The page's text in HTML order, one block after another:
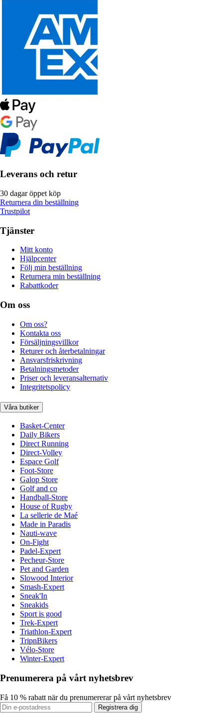
Leverans och retur
30 dagar öppet köp
Returnera din beställning
Trustpilot
Tjänster
Mitt konto
Hjälpcenter
Följ min beställning
Returnera min beställning
Rabattkoder
Om oss
Om oss?
Kontakta oss
Försäljningsvillkor
Returer och återbetalningar
Ansvarsfriskrivning
Betalningsmetoder
Priser och leveransalternativ
Integritetspolicy
Våra butiker
Basket-Center
Daily Bikers
Direct Running
Direct-Volley
Espace Golf
Foot-Store
Galop Store
Golf and co
Handball-Store
House of Rugby
La sellerie de Maé
Made in Paradis
Nauti-wave
On-Fight
Padel-Expert
Pecheur-Store
Pet and Garden
Slowood Interior
Smash-Expert
Sneak'In
Sneakids
Sport is good
Trek-Expert
Triathlon-Expert
TripnBikers
Vélo-Store
Winter-Expert
Prenumerera på vårt nyhetsbrev
Få 10 % rabatt när du prenumererar på vårt nyhetsbrev
Registrera dig